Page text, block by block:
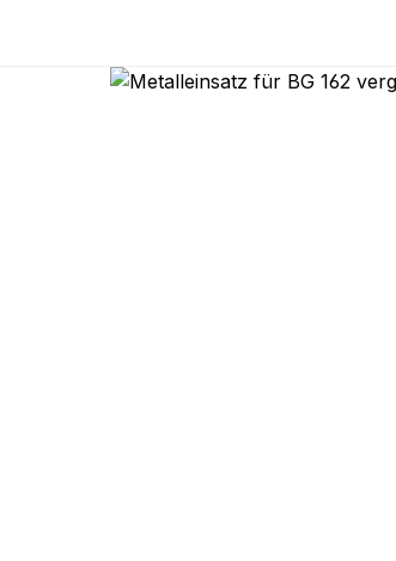
Bildergalerie überspringen